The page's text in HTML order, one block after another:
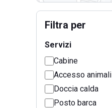
Filtra per
Servizi
Cabine
Accesso animali
Doccia calda
Posto barca